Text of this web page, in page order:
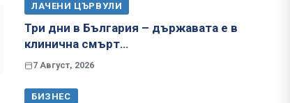
ЛАЧЕНИ ЦЪРВУЛИ
Три дни в България – държавата е в
клинична смърт…
7 Август, 2026
БИЗНЕС